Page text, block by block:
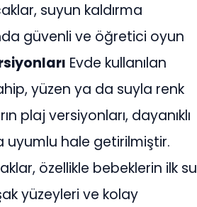
suyun kaldırma
güvenli ve öğretici oyun
Evde kullanılan
yüzen ya da suyla renk
plaj versiyonları, dayanıklı
uyumlu hale getirilmiştir.
özellikle bebeklerin ilk su
yüzeyleri ve kolay